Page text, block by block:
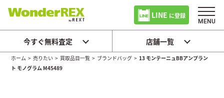
LINE に登録
今すぐ無料査定 店舗一覧
ホーム >売りたい > 買取品目一覧 > ブランドバッグ >13 モンテーニュBBアンプラン
ト モノグラム M45489